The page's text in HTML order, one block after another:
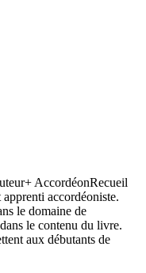
AccordéonRecueil
accordéoniste.
le domaine de
le contenu du livre.
aux débutants de